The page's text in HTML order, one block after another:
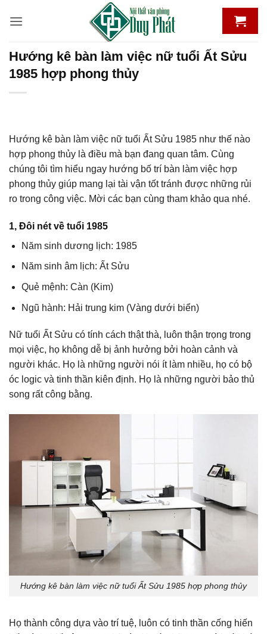
qua
dungHướng kê bàn làm việc nữ tuổi Ất Sửu
1985 hợp phong thủy
Hướng kê bàn làm việc nữ tuổi Ất Sửu 1985 như thế nào
hợp phong thủy là điều mà bạn đang quan tâm. Cùng
chúng tôi tìm hiểu ngay hướng bố trí bàn làm việc hợp
phong thủy giúp mang lại tài vận tốt tránh được những rủi
ro trong công việc. Mời các bạn cùng tham khảo qua nhé.
1, Đôi nét về tuổi 1985
Năm sinh dương lịch: 1985
Năm sinh âm lịch: Ất Sửu
Quẻ mệnh: Càn (Kim)
Ngũ hành: Hải trung kim (Vàng dưới biển)
Nữ tuổi Ất Sửu có tính cách thật thà, luôn thận trọng trong
mọi việc, họ không dễ bị ảnh hưởng bởi hoàn cảnh và
người khác. Họ là những người nói ít làm nhiều, họ có bộ
óc logic và tinh thần kiên định. Họ là những người bảo thủ
song rất công bằng.
Hướng kê bàn làm việc nữ tuổi Ất Sửu 1985 hợp phong thủy
Họ thành công dựa vào trí tuệ, luôn có tinh thần cống hiến